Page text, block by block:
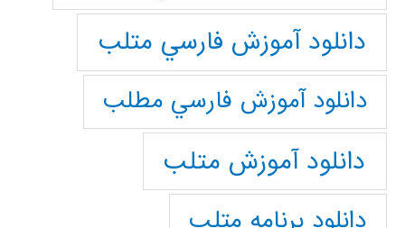
دانلود آموزش فارسي متلب
دانلود آموزش فارسي مطلب
دانلود آموزش متلب